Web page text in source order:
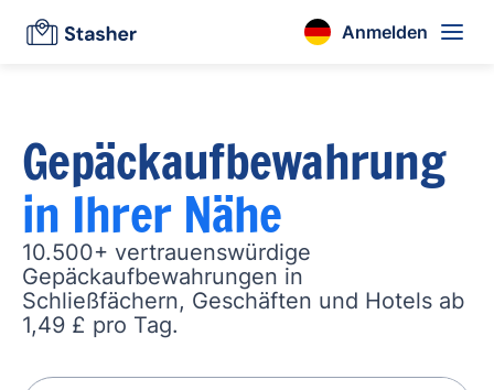
Anmelden
Gepäckaufbewahrung
in Ihrer Nähe
10.500+ vertrauenswürdige
Gepäckaufbewahrungen in
Schließfächern, Geschäften und Hotels ab
1,49 £ pro Tag.